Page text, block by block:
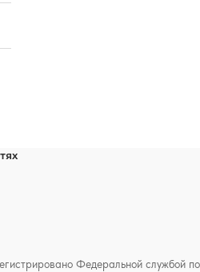
Федеральной службой по